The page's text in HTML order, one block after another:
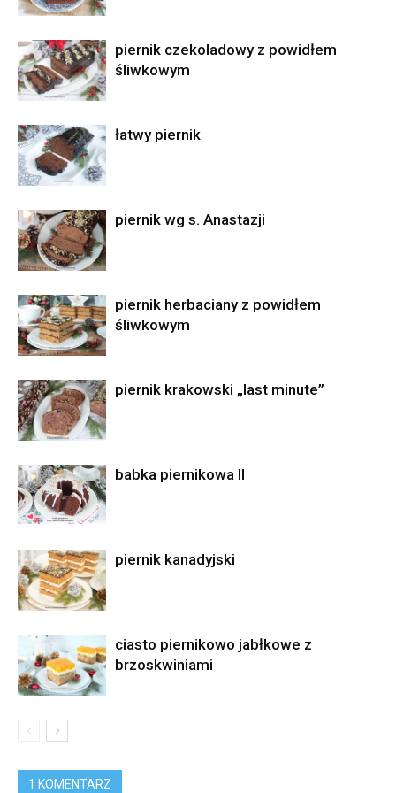
piernik czekoladowy z powidłem
śliwkowym
łatwy piernik
piernik wg s. Anastazji
piernik herbaciany z powidłem
śliwkowym
piernik krakowski „last minute”
babka piernikowa II
piernik kanadyjski
ciasto piernikowo jabłkowe z
brzoskwiniami
1 KOMENTARZ